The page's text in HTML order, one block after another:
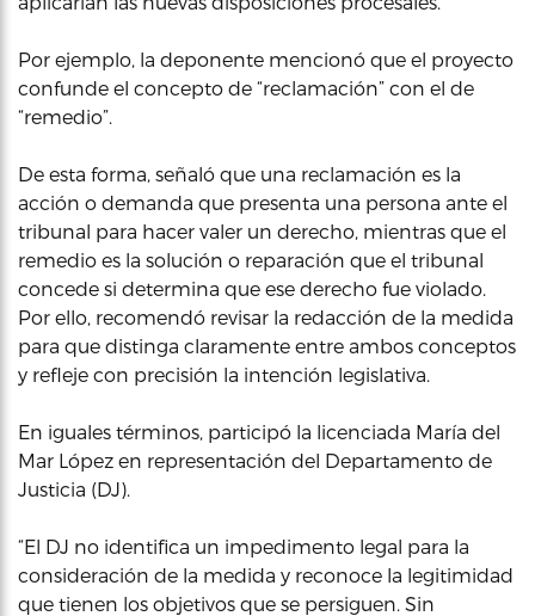
Por ejemplo, la deponente mencionó que el proyecto
confunde el concepto de “reclamación” con el de
“remedio”.
De esta forma, señaló que una reclamación es la
acción o demanda que presenta una persona ante el
tribunal para hacer valer un derecho, mientras que el
remedio es la solución o reparación que el tribunal
concede si determina que ese derecho fue violado.
Por ello, recomendó revisar la redacción de la medida
para que distinga claramente entre ambos conceptos
y refleje con precisión la intención legislativa.
En iguales términos, participó la licenciada María del
Mar López en representación del Departamento de
Justicia (DJ).
“El DJ no identifica un impedimento legal para la
consideración de la medida y reconoce la legitimidad
que tienen los objetivos que se persiguen. Sin